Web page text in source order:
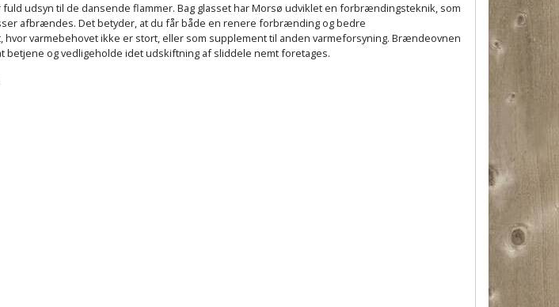
udsyn til de dansende flammer. Bag glasset har Morsø udviklet en forbrændingsteknik, som
afbrændes. Det betyder, at du får både en renere forbrænding og bedre
varmebehovet ikke er stort, eller som supplement til anden varmeforsyning. Brændeovnen
og vedligeholde idet udskiftning af sliddele nemt foretages.